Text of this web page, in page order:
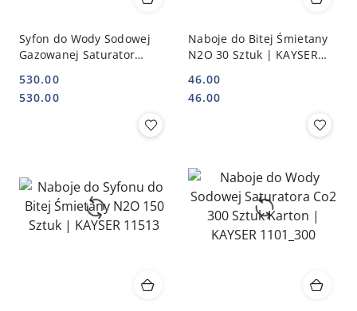
Syfon do Wody Sodowej
Gazowanej Saturator
| KAYSER 3801_100
Cena:
530.00
Cena:
530.00
Naboje do Bitej Śmietany
N2O 30 Sztuk | KAYSER
Cena:
46.00
Cena:
46.00